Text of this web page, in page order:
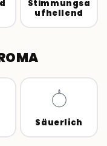
Stimmungsa
ufhellend
Säuerlich